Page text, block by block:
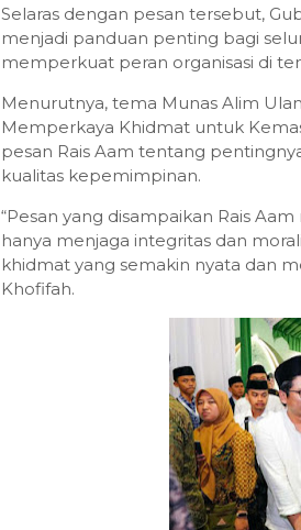
Selaras dengan pesan tersebut,
menjadi panduan penting bagi
memperkuat peran organisasi di
Menurutnya, tema Munas Alim
Memperkaya Khidmat untuk
pesan Rais Aam tentang
kualitas kepemimpinan.
“Pesan yang disampaikan Rais
hanya menjaga integritas dan
khidmat yang semakin nyata dan
Khofifah.